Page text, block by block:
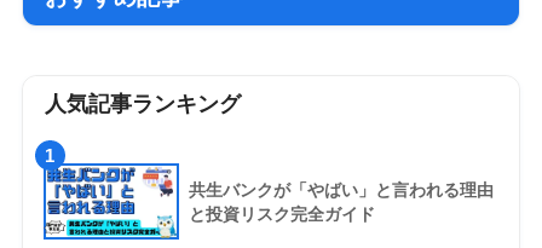
人気記事ランキング
1
共生バンクが「やばい」と言われる理由
と投資リスク完全ガイド